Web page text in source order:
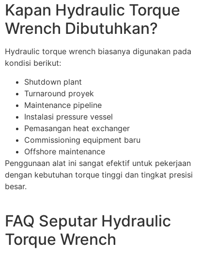
Kapan Hydraulic Torque
Wrench Dibutuhkan?
Hydraulic torque wrench biasanya digunakan pada
kondisi berikut:
Shutdown plant
Turnaround proyek
Maintenance pipeline
Instalasi pressure vessel
Pemasangan heat exchanger
Commissioning equipment baru
Offshore maintenance
Penggunaan alat ini sangat efektif untuk pekerjaan
dengan kebutuhan torque tinggi dan tingkat presisi
besar.
FAQ Seputar Hydraulic
Torque Wrench